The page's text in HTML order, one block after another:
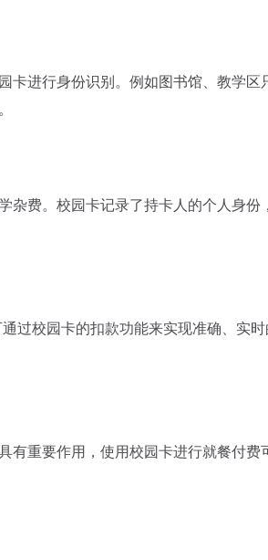
卡进行身份识别。例如图书馆、教学区
杂费。校园卡记录了持卡人的个人身份
过校园卡的扣款功能来实现准确、实
有重要作用，使用校园卡进行就餐付费